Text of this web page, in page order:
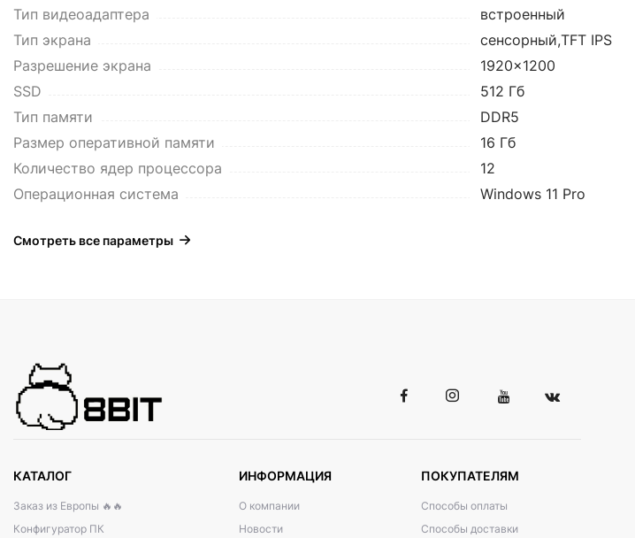
Тип видеоадаптера
встроенный
Тип экрана
сенсорный,TFT IPS
Разрешение экрана
1920x1200
SSD
512 Гб
Тип памяти
DDR5
Размер оперативной памяти
16 Гб
Количество ядер процессора
12
Операционная система
Windows 11 Pro
Смотреть все параметры
КАТАЛОГ
Заказ из Европы 🔥🔥
Конфигуратор ПК
ИНФОРМАЦИЯ
О компании
Новости
ПОКУПАТЕЛЯМ
Способы оплаты
Способы доставки